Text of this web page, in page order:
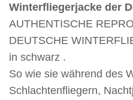
Winterfliegerjacke der
AUTHENTISCHE
DEUTSCHE
in schwarz .
So wie sie während des
Schlachtenfliegern,